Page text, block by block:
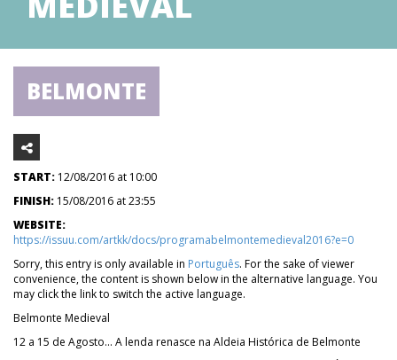
BELMONTE
START: 12/08/2016 at 10:00
FINISH: 15/08/2016 at 23:55
WEBSITE:
https://issuu.com/artkk/docs/programabelmontemedieval2016?e=0
Sorry, this entry is only available in Português. For the sake of viewer
convenience, the content is shown below in the alternative language. You
may click the link to switch the active language.
Belmonte Medieval
12 a 15 de Agosto... A lenda renasce na Aldeia Histórica de Belmonte